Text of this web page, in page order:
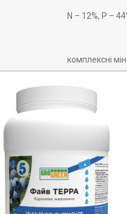
N – 12%, P –
комплексні